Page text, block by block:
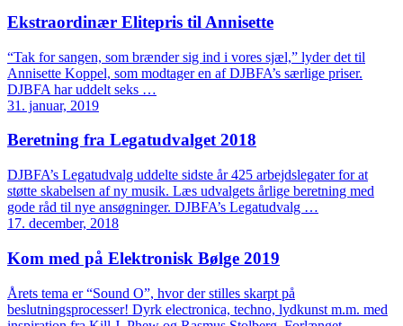
Ekstraordinær Elitepris til Annisette
“Tak for sangen, som brænder sig ind i vores sjæl,” lyder det til
Annisette Koppel, som modtager en af DJBFA’s særlige priser.
DJBFA har uddelt seks …
31. januar, 2019
Beretning fra Legatudvalget 2018
DJBFA’s Legatudvalg uddelte sidste år 425 arbejdslegater for at
støtte skabelsen af ny musik. Læs udvalgets årlige beretning med
gode råd til nye ansøgninger. DJBFA’s Legatudvalg …
17. december, 2018
Kom med på Elektronisk Bølge 2019
Årets tema er “Sound O”, hvor der stilles skarpt på
beslutningsprocesser! Dyrk electronica, techno, lydkunst m.m. med